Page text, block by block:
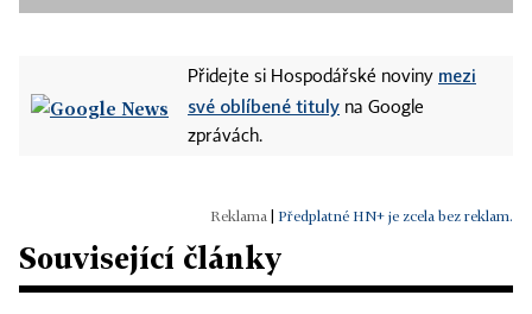
Přidejte si Hospodářské noviny mezi
své oblíbené tituly na Google
zprávách.
Předplatné HN+ je zcela bez reklam.
Související články